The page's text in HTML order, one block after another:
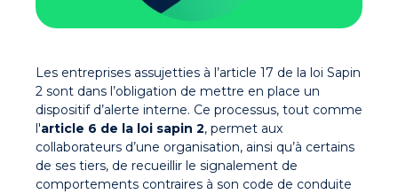
Les entreprises assujetties à l’article 17 de la loi Sapin
2 sont dans l’obligation de mettre en place un
dispositif d’alerte interne. Ce processus, tout comme
l'article 6 de la loi sapin 2, permet aux
collaborateurs d’une organisation, ainsi qu’à certains
de ses tiers, de recueillir le signalement de
comportements contraires à son code de conduite